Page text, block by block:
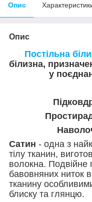
Опис
Опис
Постільна
білизна,
у
Сатин - одна з
тілу тканин,
волокна. Подвійне
бавовняних ниток
тканину
блиску та глянцю.